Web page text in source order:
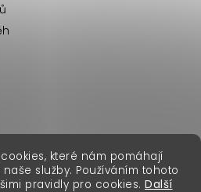
které nám pomáhají
služby. Používáním tohoto
pravidly pro cookies. Další
. Všechna práva vyhrazena.